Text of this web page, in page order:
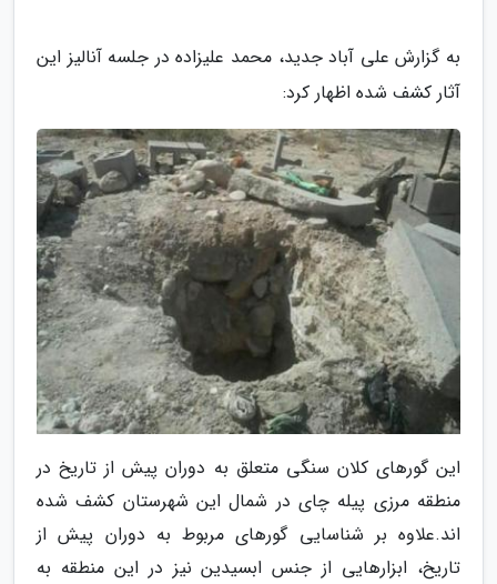
به گزارش علی آباد جدید، محمد علیزاده در جلسه آنالیز این
آثار کشف شده اظهار کرد:
این گورهای کلان سنگی متعلق به دوران پیش از تاریخ در
منطقه مرزی پیله چای در شمال این شهرستان کشف شده
اند.علاوه بر شناسایی گورهای مربوط به دوران پیش از
تاریخ، ابزارهایی از جنس ابسیدین نیز در این منطقه به